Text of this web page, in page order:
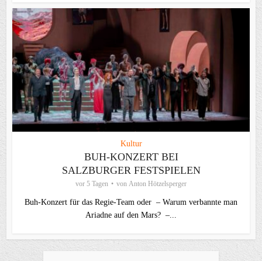
Kultur
BUH-KONZERT BEI
SALZBURGER FESTSPIELEN
vor 5 Tagen von Anton Hötzelsperger
Buh-Konzert für das Regie-Team oder – Warum verbannte man
Ariadne auf den Mars? –...